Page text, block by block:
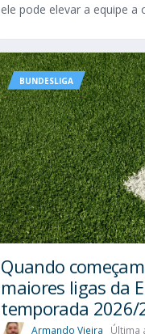
ele pode elevar a equipe a
BUNDESLIGA
Quando
maiores ligas da
temporada 2026/
Armando Vieira Última